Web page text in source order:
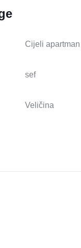
Cijeli apartman
sef
Veličina